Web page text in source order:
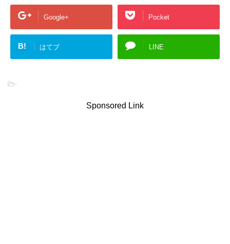
Google+ Pocket
B! はてブ LINE
-
Sponsored Link